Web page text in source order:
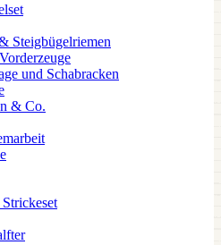
Steigbügelriemen
und Schabracken
& Co.